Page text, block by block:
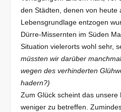
den Städten, denen von heute
Lebensgrundlage entzogen
Dürre-Missernten im Süden
Situation vielerorts wohl sehr,
müssten wir darüber
wegen des verhinderten
hadern?)
Zum Glück scheint das unsere
weniger zu betreffen.